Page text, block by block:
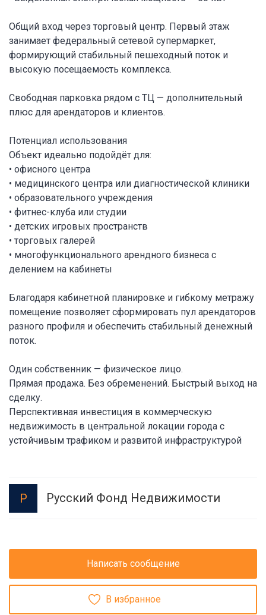
Общий вход через торговый центр. Первый этаж
занимает федеральный сетевой супермаркет,
формирующий стабильный пешеходный поток и
высокую посещаемость комплекса.
Свободная парковка рядом с ТЦ — дополнительный
плюс для арендаторов и клиентов.
Потенциал использования
Объект идеально подойдёт для:
• офисного центра
• медицинского центра или диагностической клиники
• образовательного учреждения
• фитнес-клуба или студии
• детских игровых пространств
• торговых галерей
• многофункционального арендного бизнеса с
делением на кабинеты
Благодаря кабинетной планировке и гибкому метражу
помещение позволяет сформировать пул арендаторов
разного профиля и обеспечить стабильный денежный
поток.
Один собственник — физическое лицо.
Прямая продажа. Без обременений. Быстрый выход на
сделку.
Перспективная инвестиция в коммерческую
недвижимость в центральной локации города с
устойчивым трафиком и развитой инфраструктурой
Р Русский Фонд Недвижимости
Написать сообщение
В избранное